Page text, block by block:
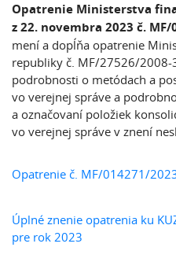
Opatrenie Ministerstva
z 22. novembra 2023 č.
mení a dopĺňa opatrenie
republiky č. MF/27526/
podrobnosti o metódach a
vo verejnej správe a
a označovaní položiek
vo verejnej správe v znení
Opatrenie č. MF/014271/
Úplné znenie opatrenia ku
pre rok 2023